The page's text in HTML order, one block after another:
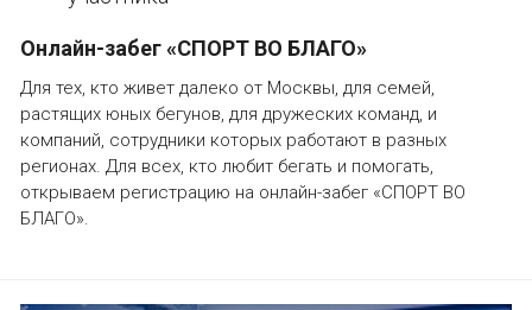
Онлайн-забег «СПОРТ ВО БЛАГО»
Для тех, кто живет далеко от Москвы, для семей,
растящих юных бегунов, для дружеских команд, и
компаний, сотрудники которых работают в разных
регионах. Для всех, кто любит бегать и помогать,
открываем регистрацию на онлайн-забег «СПОРТ ВО
БЛАГО».